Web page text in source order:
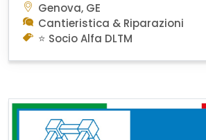
Genova, GE
Cantieristica & Riparazioni
⭐ Socio Alfa DLTM